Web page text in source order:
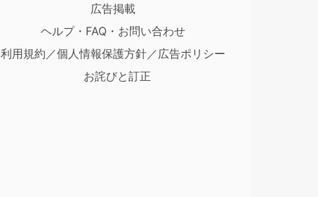
広告掲載
ヘルプ・FAQ・お問い合わせ
利用規約／個人情報保護方針／広告ポリシー
お詫びと訂正